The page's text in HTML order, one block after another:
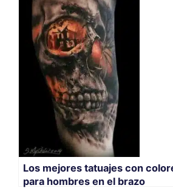
Los mejores tatuajes con
para hombres en el brazo